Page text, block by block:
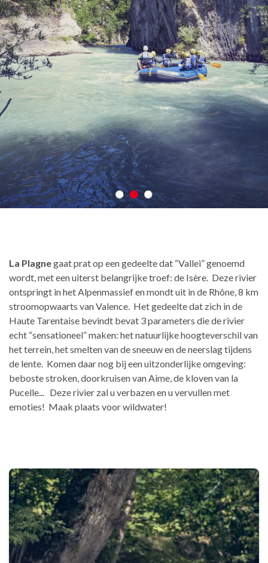
La Plagnegaat prat op een gedeelte dat “Vallei” genoemd
wordt, met een uiterst belangrijke troef: de Isère. Deze rivier
ontspringt in het Alpenmassief en mondt uit in de Rhône, 8 km
stroomopwaarts van Valence. Het gedeelte dat zich in de
Haute Tarentaise bevindt bevat 3 parameters die de rivier
echt “sensationeel” maken: het natuurlijke hoogteverschil van
het terrein, het smelten van de sneeuw en de neerslag tijdens
de lente. Komen daar nog bij een uitzonderlijke omgeving:
beboste stroken, doorkruisen van Aime, de kloven van la
Pucelle... Deze rivier zal u verbazen en u vervullen met
emoties! Maak plaats voor wildwater!